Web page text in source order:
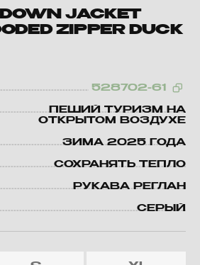
JACKET
ZIPPER DUCK
528702-61
ПЕШИЙ ТУРИЗМ НА
ОТКРЫТОМ ВОЗДУХЕ
ЗИМА 2025 ГОДА
СОХРАНЯТЬ ТЕПЛО
РУКАВА РЕГЛАН
СЕРЫЙ